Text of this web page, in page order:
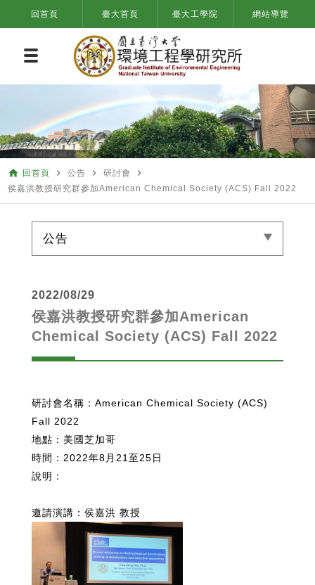
回首頁 臺大首頁 臺大工學院 網站導覽
home 回首頁 navigate_next 公告 navigate_next 研討會 navigate_next
侯嘉洪教授研究群參加American Chemical Society (ACS) Fall 2022
公告
2022/08/29
侯嘉洪教授研究群參加American
Chemical Society (ACS) Fall 2022
研討會名稱：American Chemical Society (ACS)
Fall 2022
地點：美國芝加哥
時間：2022年8月21至25日
說明：
邀請演講：侯嘉洪 教授